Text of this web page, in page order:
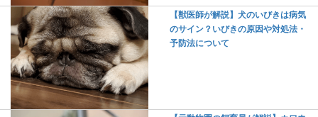
【獣医師が解説】犬のいびきは病気
のサイン？いびきの原因や対処法・
予防法について